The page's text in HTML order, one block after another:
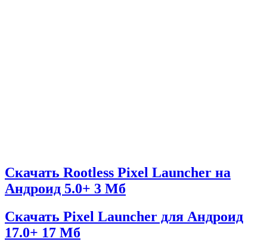
Скачать Rootless Pixel Launcher на
Андроид 5.0+ 3 Мб
Скачать Pixel Launcher для Андроид
17.0+ 17 Мб